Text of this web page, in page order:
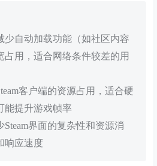
少自动加载功能（如社区内容
占用，适合网络条件较差的用
客户端的资源占用，适合硬
能提升游戏帧率
界面的复杂性和资源消
响应速度